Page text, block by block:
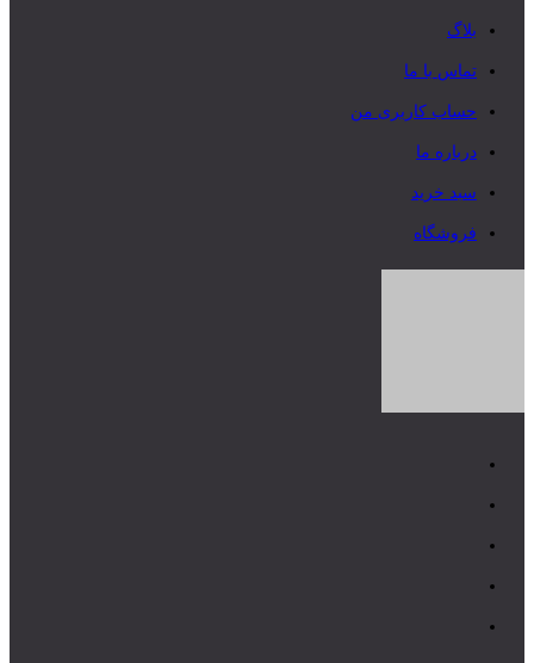
بلاگ
تماس با ما
حساب کاربری من
درباره ما
سبد خرید
فروشگاه